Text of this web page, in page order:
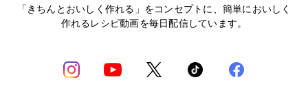
「きちんとおいしく作れる」をコンセプトに、簡単においしく
作れるレシピ動画を毎日配信しています。